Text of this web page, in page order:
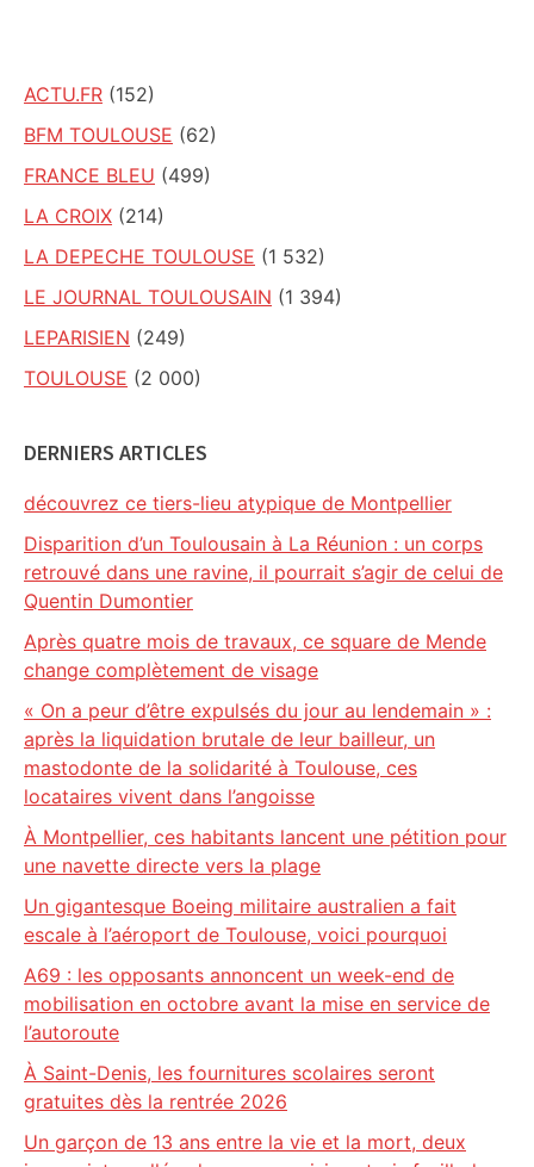
ACTU.FR (152)
BFM TOULOUSE (62)
FRANCE BLEU (499)
LA CROIX (214)
LA DEPECHE TOULOUSE (1 532)
LE JOURNAL TOULOUSAIN (1 394)
LEPARISIEN (249)
TOULOUSE (2 000)
DERNIERS ARTICLES
découvrez ce tiers-lieu atypique de Montpellier
Disparition d’un Toulousain à La Réunion : un corps
retrouvé dans une ravine, il pourrait s’agir de celui de
Quentin Dumontier
Après quatre mois de travaux, ce square de Mende
change complètement de visage
« On a peur d’être expulsés du jour au lendemain » :
après la liquidation brutale de leur bailleur, un
mastodonte de la solidarité à Toulouse, ces
locataires vivent dans l’angoisse
À Montpellier, ces habitants lancent une pétition pour
une navette directe vers la plage
Un gigantesque Boeing militaire australien a fait
escale à l’aéroport de Toulouse, voici pourquoi
A69 : les opposants annoncent un week-end de
mobilisation en octobre avant la mise en service de
l’autoroute
À Saint-Denis, les fournitures scolaires seront
gratuites dès la rentrée 2026
Un garçon de 13 ans entre la vie et la mort, deux